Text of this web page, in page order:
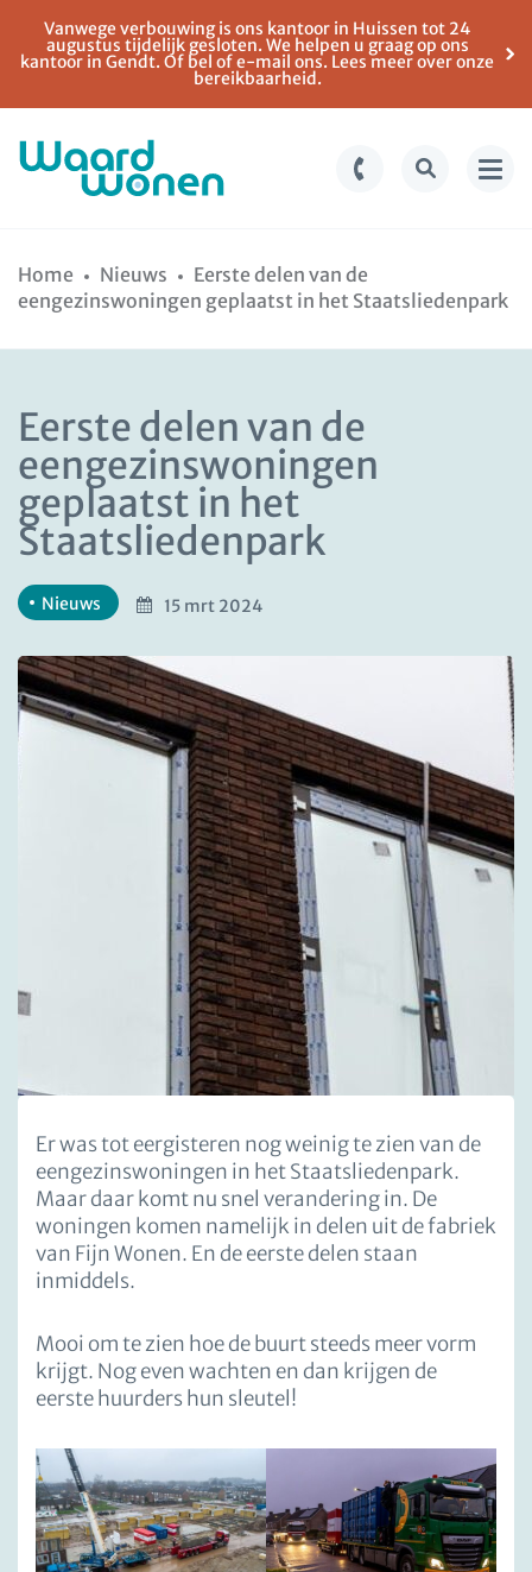
naar
inhoud
naar
navigatie
Vanwege verbouwing is ons kantoor in Huissen tot 24
augustus tijdelijk gesloten. We helpen u graag op ons
kantoor in Gendt. Of bel of e-mail ons. Lees meer over onze
bereikbaarheid.
Home Nieuws
Eerste delen van de
eengezinswoningen geplaatst in het Staatsliedenpark
Eerste delen van de
eengezinswoningen
geplaatst in het
Staatsliedenpark
Nieuws 15 mrt 2024
Er was tot eergisteren nog weinig te zien van de
eengezinswoningen in het Staatsliedenpark.
Maar daar komt nu snel verandering in. De
woningen komen namelijk in delen uit de fabriek
van Fijn Wonen. En de eerste delen staan
inmiddels.
Mooi om te zien hoe de buurt steeds meer vorm
krijgt. Nog even wachten en dan krijgen de
eerste huurders hun sleutel!